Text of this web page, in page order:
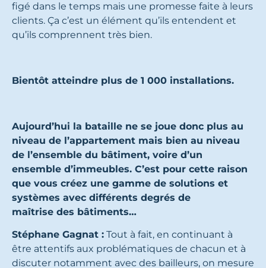
figé dans le temps mais une promesse faite à leurs
clients. Ça c’est un élément qu’ils entendent et
qu’ils comprennent très bien.
Bientôt atteindre plus de 1 000 installations.
Aujourd’hui la bataille ne se joue donc plus au
niveau de l’appartement mais bien au niveau
de l’ensemble du bâtiment, voire d’un
ensemble d’immeubles. C’est pour cette raison
que vous créez une gamme de solutions et
systèmes avec différents degrés de
maîtrise des bâtiments…
Stéphane Gagnat : Tout à fait, en continuant à
être attentifs aux problématiques de chacun et à
discuter notamment avec des bailleurs, on mesure